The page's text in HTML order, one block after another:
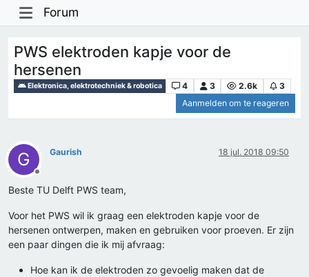
Forum
PWS elektroden kapje voor de
hersenen
Elektronica, elektrotechniek & robotica 4 3 2.6k
3
Aanmelden om te reageren
G
Offline
Gaurish 18 jul. 2018 09:50
Beste TU Delft PWS team,
Voor het PWS wil ik graag een elektroden kapje voor de
hersenen ontwerpen, maken en gebruiken voor proeven. Er zijn
een paar dingen die ik mij afvraag:
Hoe kan ik de elektroden zo gevoelig maken dat de